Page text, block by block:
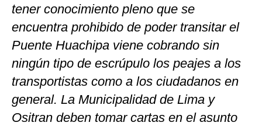
tener conocimiento pleno que se
encuentra prohibido de poder transitar el
Puente Huachipa viene cobrando sin
ningún tipo de escrúpulo los peajes a los
transportistas como a los ciudadanos en
general. La Municipalidad de Lima y
Ositran deben tomar cartas en el asunto